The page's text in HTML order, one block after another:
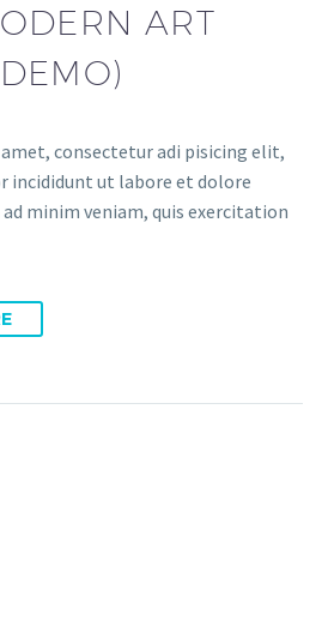
ART
consectetur adi pisicing elit,
incididunt ut labore et dolore
minim veniam, quis exercitation